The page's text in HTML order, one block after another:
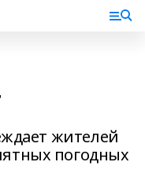
жителей
погодных